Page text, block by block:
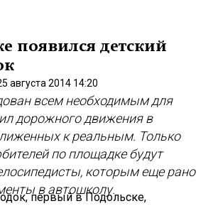
появился детский
августа 2014 14:20
всем необходимым для
дорожного движения в
к реальным. Только
по площадке будут
которым еще рано
в автошколу.
первый в Подольске,